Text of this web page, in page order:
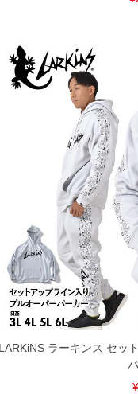
LARKiNS ラーキンス セッ